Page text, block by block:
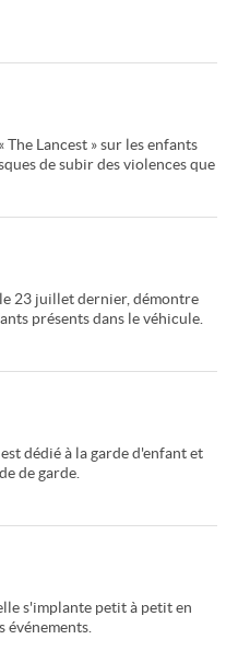
Lancest » sur les enfants
de subir des violences que
23 juillet dernier, démontre
présents dans le véhicule.
dédié à la garde d'enfant et
de garde.
s'implante petit à petit en
événements.